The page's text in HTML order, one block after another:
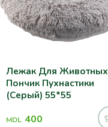
Лежак Для Животных
Пончик Пухнастики
(серый) 55*55
MDL 400